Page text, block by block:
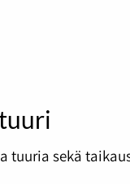
tuuria sekä